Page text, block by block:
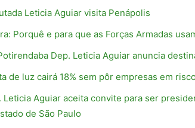
Leticia Aguiar visita Penápolis
Porquê e para que as Forças Armadas
Dep. Leticia Aguiar anuncia
de luz cairá 18% sem pôr empresas em
Leticia Aguiar aceita convite para ser
de São Paulo